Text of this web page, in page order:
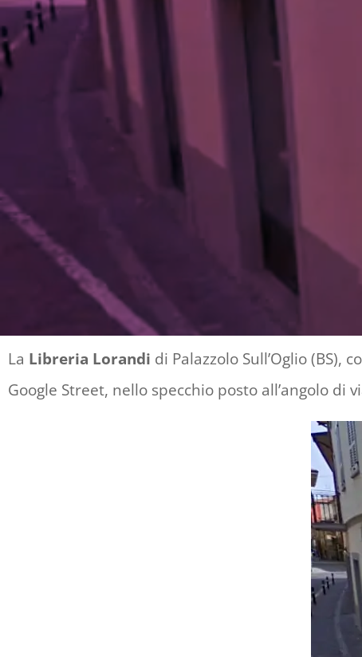
La Libreria Lorandi di Palazzolo Sull’Oglio (BS),
Google Street, nello specchio posto all’angolo di